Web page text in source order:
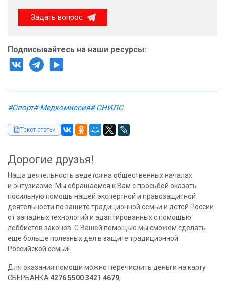
Задать вопрос
Подписывайтесь на наши ресурсы:
#Спорт# Медкомиссия# СНИЛС
Текст статьи
Дорогие друзья!
Наша деятельность ведется на общественных началах
и энтузиазме. Мы обращаемся к Вам с просьбой оказать
посильную помощь нашей экспертной и правозащитной
деятельности по защите традиционной семьи и детей России
от западных технологий и адаптированных с помощью
лоббистов законов. С Вашей помощью мы сможем сделать
еще больше полезных дел в защите традиционной
Российской семьи!
Для оказания помощи можно перечислить деньги на карту
СБЕРБАНКА 4276 5500 3421 4679,